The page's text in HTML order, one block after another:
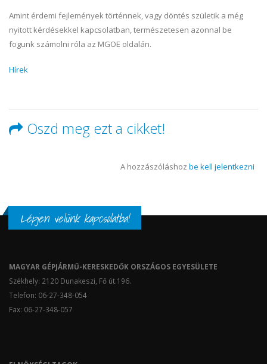
Amint érdemi fejlemények történnek, vagy döntés születik a még
nyitott kérdésekkel kapcsolatban, természetesen azonnal be
fogunk számolni róla az MGOE oldalán.
Hírek
Oszd meg ezt a cikket!
A hozzászóláshoz be kell jelentkezni
Lépjen velünk kapcsolatba!
MAGYAR GÉPJÁRMŰ-KERESKEDŐK ORSZÁGOS EGYESÜLETE
Székhely: 2120 Dunakeszi, Fő út.196.
Telefon: 06-27-348-054
Fax: 06-27-348-057